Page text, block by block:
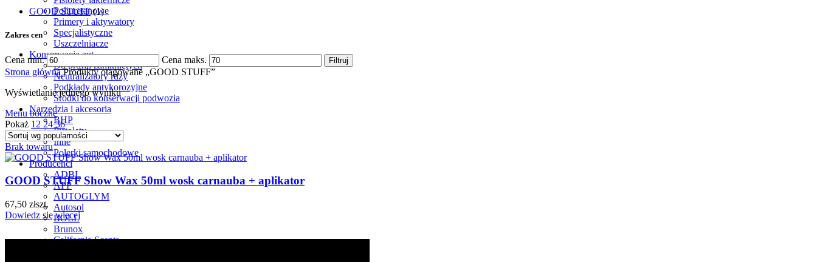
Poliuretanowe
Primery i aktywatory
Specjalistyczne
Uszczelniacze
Konserwacja aut
Do profili zamkniętych
Neutralizatory rdzy
Podkłady antykorozyjne
Środki do konserwacji podwozia
Narzędzia i akcesoria
BHP
Pistolety
Inne
Polerki samochodowe
Producenci
ADBL
APP
AUTOGLYM
Autosol
BOLL
Brunox
California Scents
GOOD STUFF (1)
Zakres cen
Cena min. Cena maks. Filtruj
Strona głównaProdukty otagowane „GOOD STUFF”
Wyświetlanie jednego wyniku
Menu boczne
Pokaż 12 2436
Brak towaru
GOOD STUFF Show Wax 50ml wosk carnauba + aplikator
67,50 złszt.
Dowiedz się więcej